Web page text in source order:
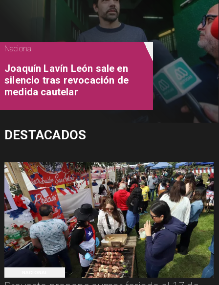
Nacional
Joaquín Lavín León sale en
silencio tras revocación de
medida cautelar
DESTACADOS